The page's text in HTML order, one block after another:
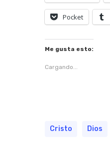
Pocket
Me gusta esto:
Cargando...
Cristo Dios